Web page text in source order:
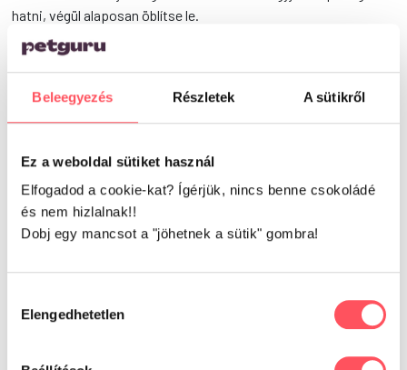
Beleegyezés Részletek A sütikről
Ez a weboldal sütiket használ
Elfogadod a cookie-kat? Ígérjük, nincs benne csokoládé
és nem hizlalnak!!
Dobj egy mancsot a "jöhetnek a sütik" gombra!
kiválasztása
Elengedhetetlen
hatni, végül alaposan öblítse le.
Vélemények
0
0 vélemény alapján